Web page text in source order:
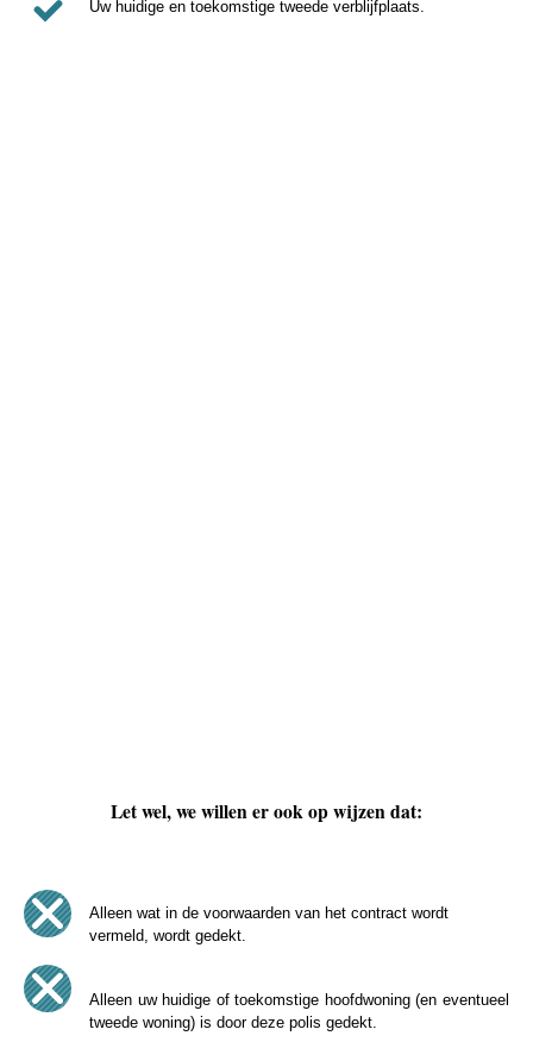
Uw huidige en toekomstige tweede verblijfplaats.
Let wel, we willen er ook op wijzen dat:
Alleen wat in de voorwaarden van het contract wordt
vermeld, wordt gedekt.
Alleen uw huidige of toekomstige hoofdwoning (en eventueel
tweede woning) is door deze polis gedekt.